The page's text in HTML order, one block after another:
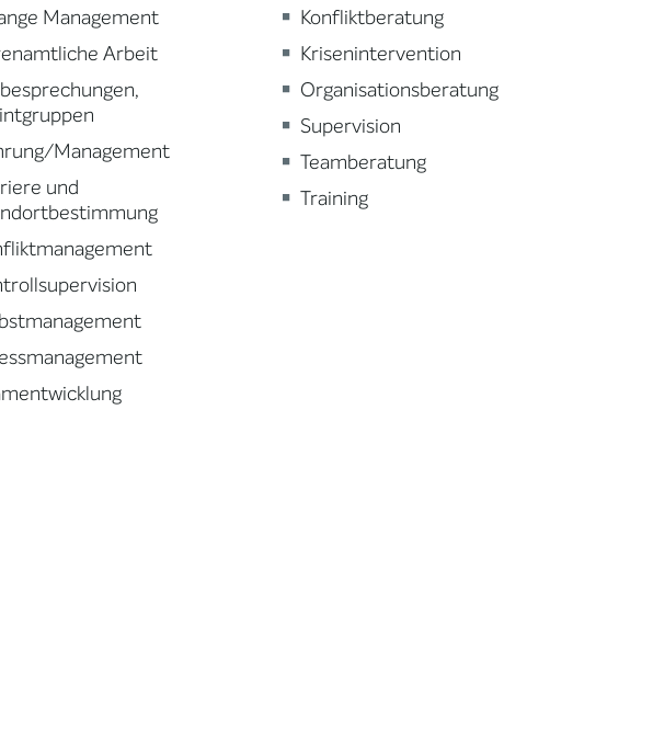
Management
Arbeit
Management
und
Konfliktberatung
Krisenintervention
Organisationsberatung
Supervision
Teamberatung
Training